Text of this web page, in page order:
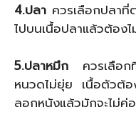
4.ปลา ควรเลือกปลา
ไปบนเนื้อปลาแล้วต้อง
5.ปลาหมึก ควรเลือ
หนวดไม่ยุ่ย เนื้อตัวต้
ลอกหนังแล้วมักจะไม่ค่